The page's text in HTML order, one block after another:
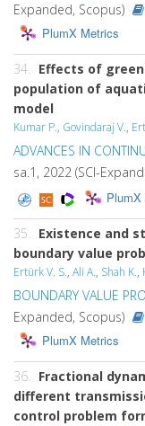
Expanded, Scopus)
PlumX Metrics
34. Effects of
population of
model
Kumar P., Govindaraj V.,
ADVANCES IN
sa.1, 2022 (SCI-
35. Existence and
boundary value
Ertürk V. S., Ali A., Shah K.,
BOUNDARY VALUE
Expanded, Scopus)
PlumX Metrics
36. Fractional
different
control problem